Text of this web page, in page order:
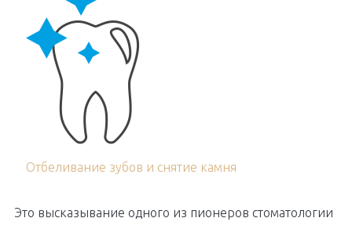
Отбеливание зубов и снятие камня
Это высказывание одного из пионеров стоматологии